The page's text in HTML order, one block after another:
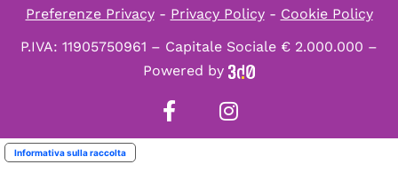
Preferenze Privacy- Privacy Policy- Cookie Policy
P.IVA: 11905750961 – Capitale Sociale € 2.000.000 –
Powered by
Informativa sulla raccolta